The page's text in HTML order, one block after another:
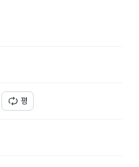
평